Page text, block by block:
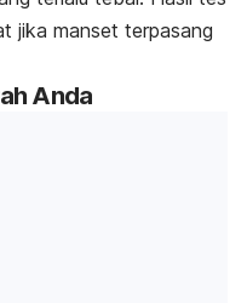
jika manset terpasang
Anda